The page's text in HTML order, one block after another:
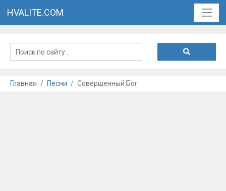
HVALITE.COM
Главная Песни Совершенный Бог